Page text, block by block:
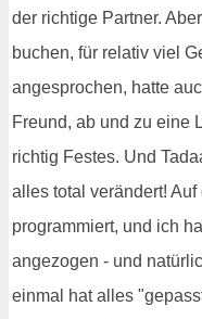
der richtige Partner.
buchen, für relativ viel
angesprochen, hatte
Freund, ab und zu eine
richtig Festes. Und
alles total verändert!
programmiert, und ich
angezogen - und
einmal hat alles